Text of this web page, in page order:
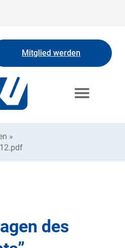
Mitglied werden
»
des